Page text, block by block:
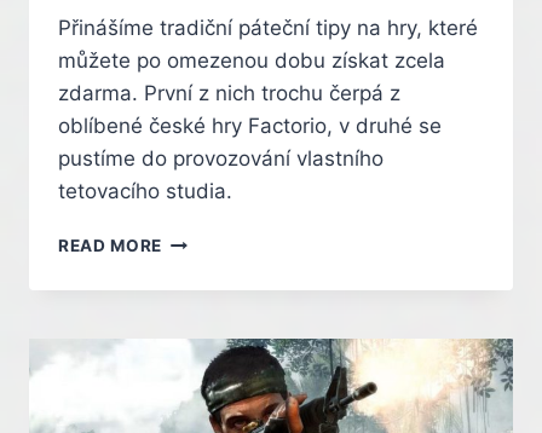
Přinášíme tradiční páteční tipy na hry, které
můžete po omezenou dobu získat zcela
zdarma. První z nich trochu čerpá z
oblíbené české hry Factorio, v druhé se
pustíme do provozování vlastního
tetovacího studia.
READ MORE TYTO
PĚKNÉ
VÁS
VYJDOU
NULA